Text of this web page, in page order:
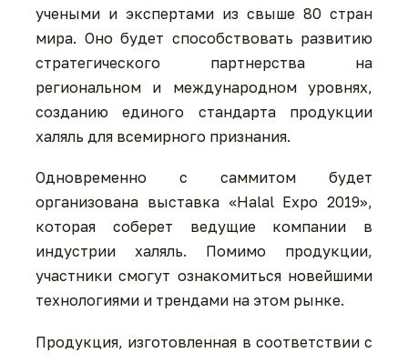
учеными и экспертами из свыше 80 стран
мира. Оно будет способствовать развитию
стратегического партнерства на
региональном и международном уровнях,
созданию единого стандарта продукции
халяль для всемирного признания.
Одновременно с саммитом будет
организована выставка «Halal Expo 2019»,
которая соберет ведущие компании в
индустрии халяль. Помимо продукции,
участники смогут ознакомиться новейшими
технологиями и трендами на этом рынке.
Продукция, изготовленная в соответствии с